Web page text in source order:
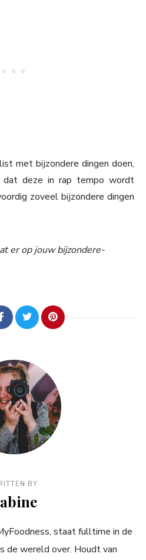
met bijzondere dingen doen,
deze in rap tempo wordt
zoveel bijzondere dingen
er op jouw bijzondere-
BY
staat fulltime in de
de wereld over. Houdt van